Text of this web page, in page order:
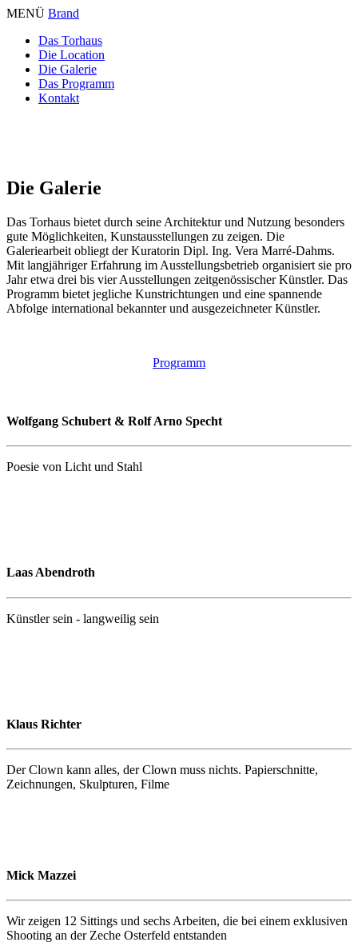
MENÜ Brand
Das Torhaus
Die Location
Die Galerie
Das Programm
Kontakt
Die Galerie
Das Torhaus bietet durch seine Architektur und Nutzung besonders
gute Möglichkeiten, Kunstausstellungen zu zeigen. Die
Galeriearbeit obliegt der Kuratorin Dipl. Ing. Vera Marré-Dahms.
Mit langjähriger Erfahrung im Ausstellungsbetrieb organisiert sie pro
Jahr etwa drei bis vier Ausstellungen zeitgenössischer Künstler. Das
Programm bietet jegliche Kunstrichtungen und eine spannende
Abfolge international bekannter und ausgezeichneter Künstler.
Programm
Wolfgang Schubert & Rolf Arno Specht
Poesie von Licht und Stahl
Laas Abendroth
Künstler sein - langweilig sein
Klaus Richter
Der Clown kann alles, der Clown muss nichts. Papierschnitte,
Zeichnungen, Skulpturen, Filme
Mick Mazzei
Wir zeigen 12 Sittings und sechs Arbeiten, die bei einem exklusiven
Shooting an der Zeche Osterfeld entstanden